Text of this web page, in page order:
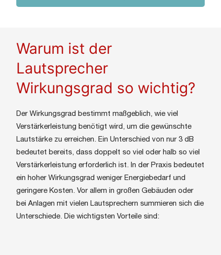
Warum ist der
Lautsprecher
Wirkungsgrad so wichtig?
Der Wirkungsgrad bestimmt maßgeblich, wie viel
Verstärkerleistung benötigt wird, um die gewünschte
Lautstärke zu erreichen. Ein Unterschied von nur 3 dB
bedeutet bereits, dass doppelt so viel oder halb so viel
Verstärkerleistung erforderlich ist. In der Praxis bedeutet
ein hoher Wirkungsgrad weniger Energiebedarf und
geringere Kosten. Vor allem in großen Gebäuden oder
bei Anlagen mit vielen Lautsprechern summieren sich die
Unterschiede. Die wichtigsten Vorteile sind: